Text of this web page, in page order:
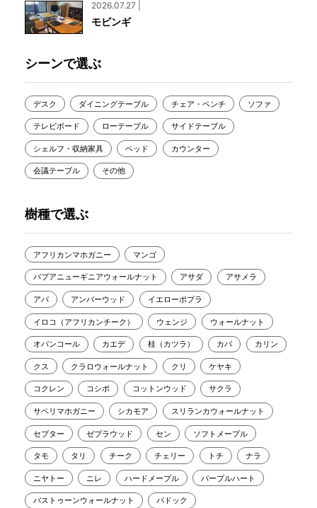
2026.07.27 |
モビンギ
シーンで選ぶ
デスク ダイニングテーブル チェア・ベンチ ソファ
テレビボード ローテーブル サイドテーブル
シェルフ・収納家具 ベッド カウンター
会議テーブル その他
樹種で選ぶ
アフリカンマホガニー マンゴ
パプアニューギニアウォールナット アサダ アサメラ
アパ アンバーウッド イエローポプラ
イロコ（アフリカンチーク） ウェンジ ウォールナット
オバンコール カエデ 桂（カツラ） カバ カリン
クス クラロウォールナット クリ ケヤキ
コクレン コシポ コットンウッド サクラ
サペリマホガニー シカモア スリランカウォールナット
セプター ゼブラウッド セン ソフトメープル
タモ タリ チーク チェリー トチ ナラ
ニヤトー ニレ ハードメープル パープルハート
バストゥーンウォールナット パドック